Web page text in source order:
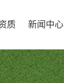
质 新闻中心